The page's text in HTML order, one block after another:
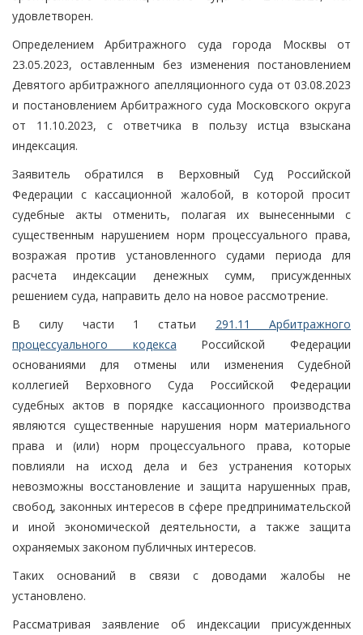
удовлетворен.
Определением Арбитражного суда города Москвы от
23.05.2023, оставленным без изменения постановлением
Девятого арбитражного апелляционного суда от 03.08.2023
и постановлением Арбитражного суда Московского округа
от 11.10.2023, с ответчика в пользу истца взыскана
индексация.
Заявитель обратился в Верховный Суд Российской
Федерации с кассационной жалобой, в которой просит
судебные акты отменить, полагая их вынесенными с
существенным нарушением норм процессуального права,
возражая против установленного судами периода для
расчета индексации денежных сумм, присужденных
решением суда, направить дело на новое рассмотрение.
В силу части 1 статьи 291.11 Арбитражного
процессуального кодекса Российской Федерации
основаниями для отмены или изменения Судебной
коллегией Верховного Суда Российской Федерации
судебных актов в порядке кассационного производства
являются существенные нарушения норм материального
права и (или) норм процессуального права, которые
повлияли на исход дела и без устранения которых
невозможны восстановление и защита нарушенных прав,
свобод, законных интересов в сфере предпринимательской
и иной экономической деятельности, а также защита
охраняемых законом публичных интересов.
Таких оснований в связи с доводами жалобы не
установлено.
Рассматривая заявление об индексации присужденных